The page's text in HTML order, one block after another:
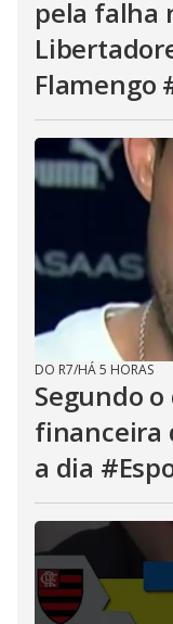
pela falha
Flamengo
DO R7/HÁ 5 HORAS
Segundo
financeira
a dia